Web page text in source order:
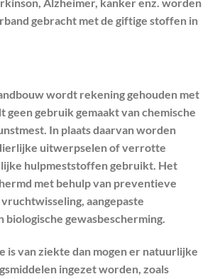
Alzheimer, kanker enz. worden
gebracht met de giftige stoffen in
wordt rekening gehouden met
geen gebruik gemaakt van chemische
In plaats daarvan worden
uitwerpselen of verrotte
hulpmeststoffen gebruikt. Het
met behulp van preventieve
aangepaste
gewasbescherming.
is van ziekte dan mogen er natuurlijke
ingezet worden, zoals